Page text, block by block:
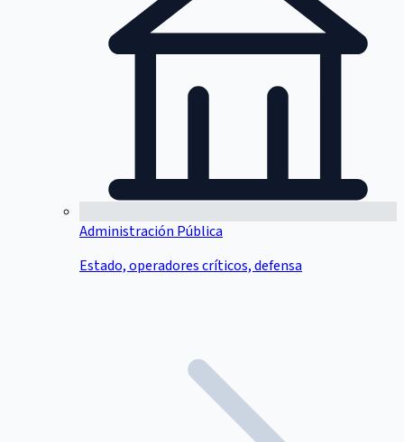
Administración Pública
Estado, operadores críticos, defensa